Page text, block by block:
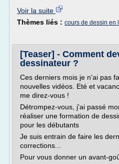
Voir la suite
Thèmes liés : cours de dessin en
[Teaser] - Comment
dessinateur ?
Ces derniers mois je n'ai pas
nouvelles vidéos. Eté et
me direz-vous !
Détrompez-vous, j'ai passé
réaliser une formation de
pour les débutants
Je suis entrain de faire les
corrections...
Pour vous donner un avant-